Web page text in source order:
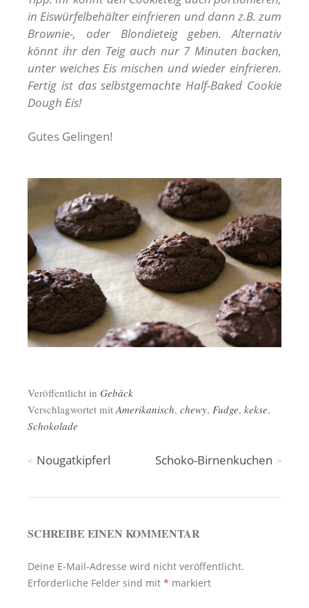
in Eiswürfelbehälter einfrieren und dann z.B. zum
Brownie-, oder Blondieteig geben. Alternativ
könnt ihr den Teig auch nur 7 Minuten backen,
unter weiches Eis mischen und wieder einfrieren.
Fertig ist das selbstgemachte Half-Baked Cookie
Dough Eis!
Gutes Gelingen!
Veröffentlicht in Gebäck
Verschlagwortet mitAmerikanisch, chewy, Fudge, kekse,
Schokolade
Beitragsnavigation
Nougatkipferl Schoko-Birnenkuchen
SCHREIBE EINEN KOMMENTAR
Deine E-Mail-Adresse wird nicht veröffentlicht.
Erforderliche Felder sind mit * markiert